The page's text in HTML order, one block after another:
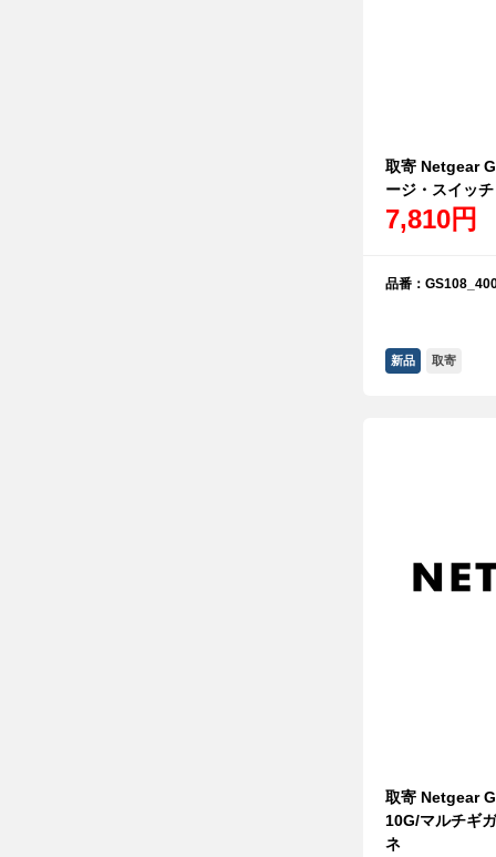
取寄 Netgear
ージ・スイッチ
7,810円
品番：
新品 取寄
取寄 Netgear
10G/マルチギ
ネ